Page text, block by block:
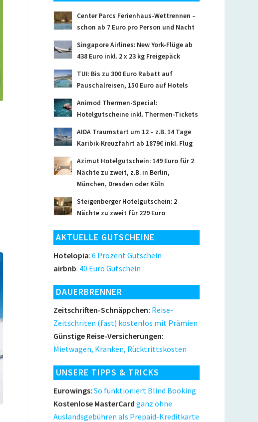
Center Parcs Ferienhaus-Wettrennen –
schon ab 7 Euro pro Person und Nacht
Singapore Airlines: New York-Flüge ab
438 Euro inkl. 2 x 23 kg Freigepäck
TUI: Bis zu 300 Euro Rabatt auf
Pauschalreisen, 150 Euro auf Hotels
Animod Thermen-Special:
Hotelgutscheine inkl. Thermen-Tickets
AIDA Traumstart um 12 – z.B. 14 Tage
Karibik-Kreuzfahrt ab 1879€ inkl. Flug
Azimut Hotelgutschein: 149 Euro für 2
Nächte zu zweit, z.B. in Berlin,
München, Dresden oder Köln
Steigenberger Hotelgutschein: 2
Nächte zu zweit für 229 Euro
AKTUELLE GUTSCHEINE
Hotelopia: 6 Prozent Gutschein
airbnb: 40 Euro Gutschein
DAUERBRENNER
Zeitschriften-Schnäppchen: Reise-
Zeitschriten (fast) kostenlos mit Prämien
Günstige Reise-Versicherungen:
Mietwagen, Kranken, Rücktrittskosten
UNSERE TIPPS & TRICKS
Eurowings: So funktioniert Blind Booking
Kostenlose MasterCard ganz ohne
Auslandsgebühren als Prepaid-Kreditkarte